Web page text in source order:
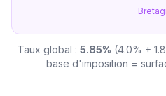
Taux global : 5.85% (4.0% +
base d'imposition =